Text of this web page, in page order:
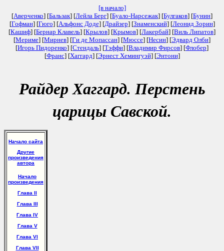
[в начало]
[Аверченко] [Бальзак] [Лейла Берг] [Буало-Нарсежак] [Булгаков] [Бунин]
[Гофман] [Гюго] [Альфонс Доде] [Драйзер] [Знаменский] [Леонид Зорин]
[Кашиф] [Бернар Клавель] [Крылов] [Крымов] [Лакербай] [Виль Липатов]
[Мериме] [Мирнев] [Ги де Мопассан] [Мюссе] [Несин] [Эдвард Олби]
[Игорь Пидоренко] [Стендаль] [Тэффи] [Владимир Фирсов] [Флобер]
[Франс] [Хаггард] [Эрнест Хемингуэй] [Энтони]
Райдер Хаггард. Перстень
царицы Савской.
Начало сайта
Другие
произведения
автора
Начало
произведения
Глава II
Глава III
Глава IV
Глава V
Глава VI
Глава VII